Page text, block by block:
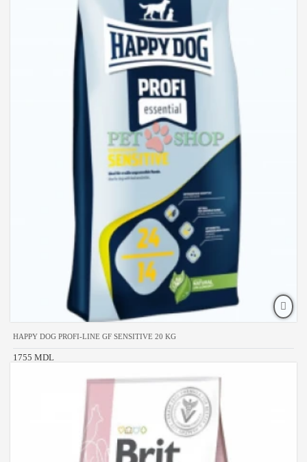
HAPPY DOG PROFI-LINE GF SENSITIVE 20 KG
1755 MDL